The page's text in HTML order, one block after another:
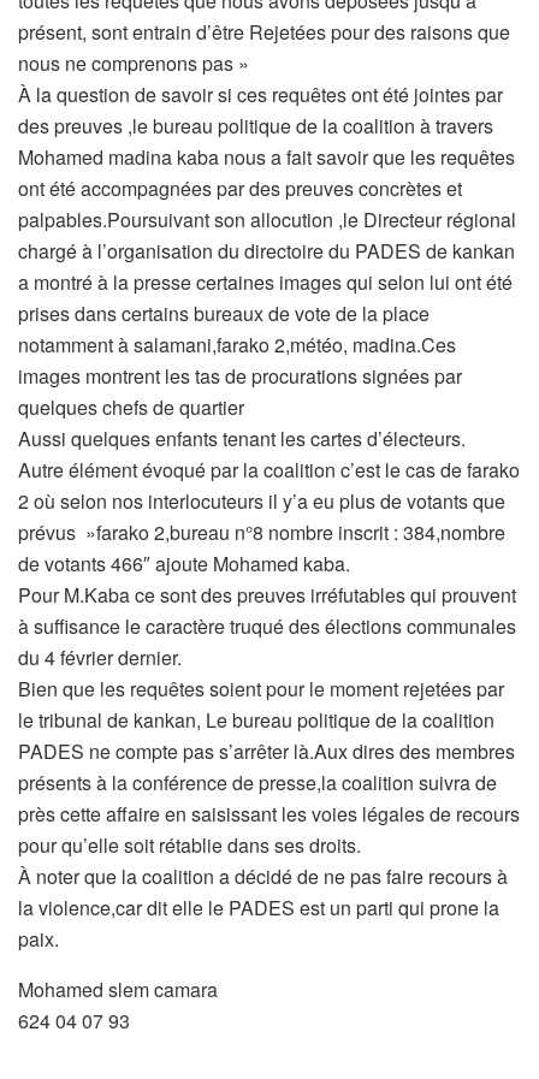
présent, sont entrain d’être Rejetées pour des raisons que
nous ne comprenons pas »
À la question de savoir si ces requêtes ont été jointes par
des preuves ,le bureau politique de la coalition à travers
Mohamed madina kaba nous a fait savoir que les requêtes
ont été accompagnées par des preuves concrètes et
palpables.Poursuivant son allocution ,le Directeur régional
chargé à l’organisation du directoire du PADES de kankan
a montré à la presse certaines images qui selon lui ont été
prises dans certains bureaux de vote de la place
notamment à salamani,farako 2,météo, madina.Ces
images montrent les tas de procurations signées par
quelques chefs de quartier
Aussi quelques enfants tenant les cartes d’électeurs.
Autre élément évoqué par la coalition c’est le cas de farako
2 où selon nos interlocuteurs il y’a eu plus de votants que
prévus »farako 2,bureau n°8 nombre inscrit : 384,nombre
de votants 466″ ajoute Mohamed kaba.
Pour M.Kaba ce sont des preuves irréfutables qui prouvent
à suffisance le caractère truqué des élections communales
du 4 février dernier.
Bien que les requêtes soient pour le moment rejetées par
le tribunal de kankan, Le bureau politique de la coalition
PADES ne compte pas s’arrêter là.Aux dires des membres
présents à la conférence de presse,la coalition suivra de
près cette affaire en saisissant les voies légales de recours
pour qu’elle soit rétablie dans ses droits.
À noter que la coalition a décidé de ne pas faire recours à
la violence,car dit elle le PADES est un parti qui prone la
paix.
Mohamed slem camara
624 04 07 93